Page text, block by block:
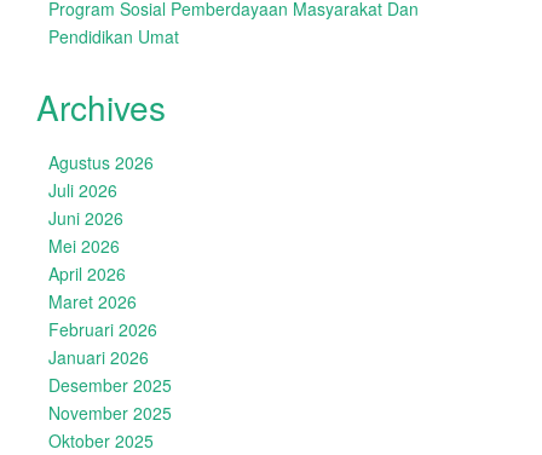
Program Sosial Pemberdayaan Masyarakat Dan
Pendidikan Umat
Archives
Agustus 2026
Juli 2026
Juni 2026
Mei 2026
April 2026
Maret 2026
Februari 2026
Januari 2026
Desember 2025
November 2025
Oktober 2025